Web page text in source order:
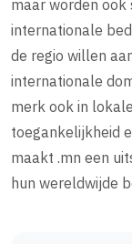
maar worden
internationale
de regio willen
internationale
merk ook in
toegankelijkheid
maakt .mn een
hun wereldwijde